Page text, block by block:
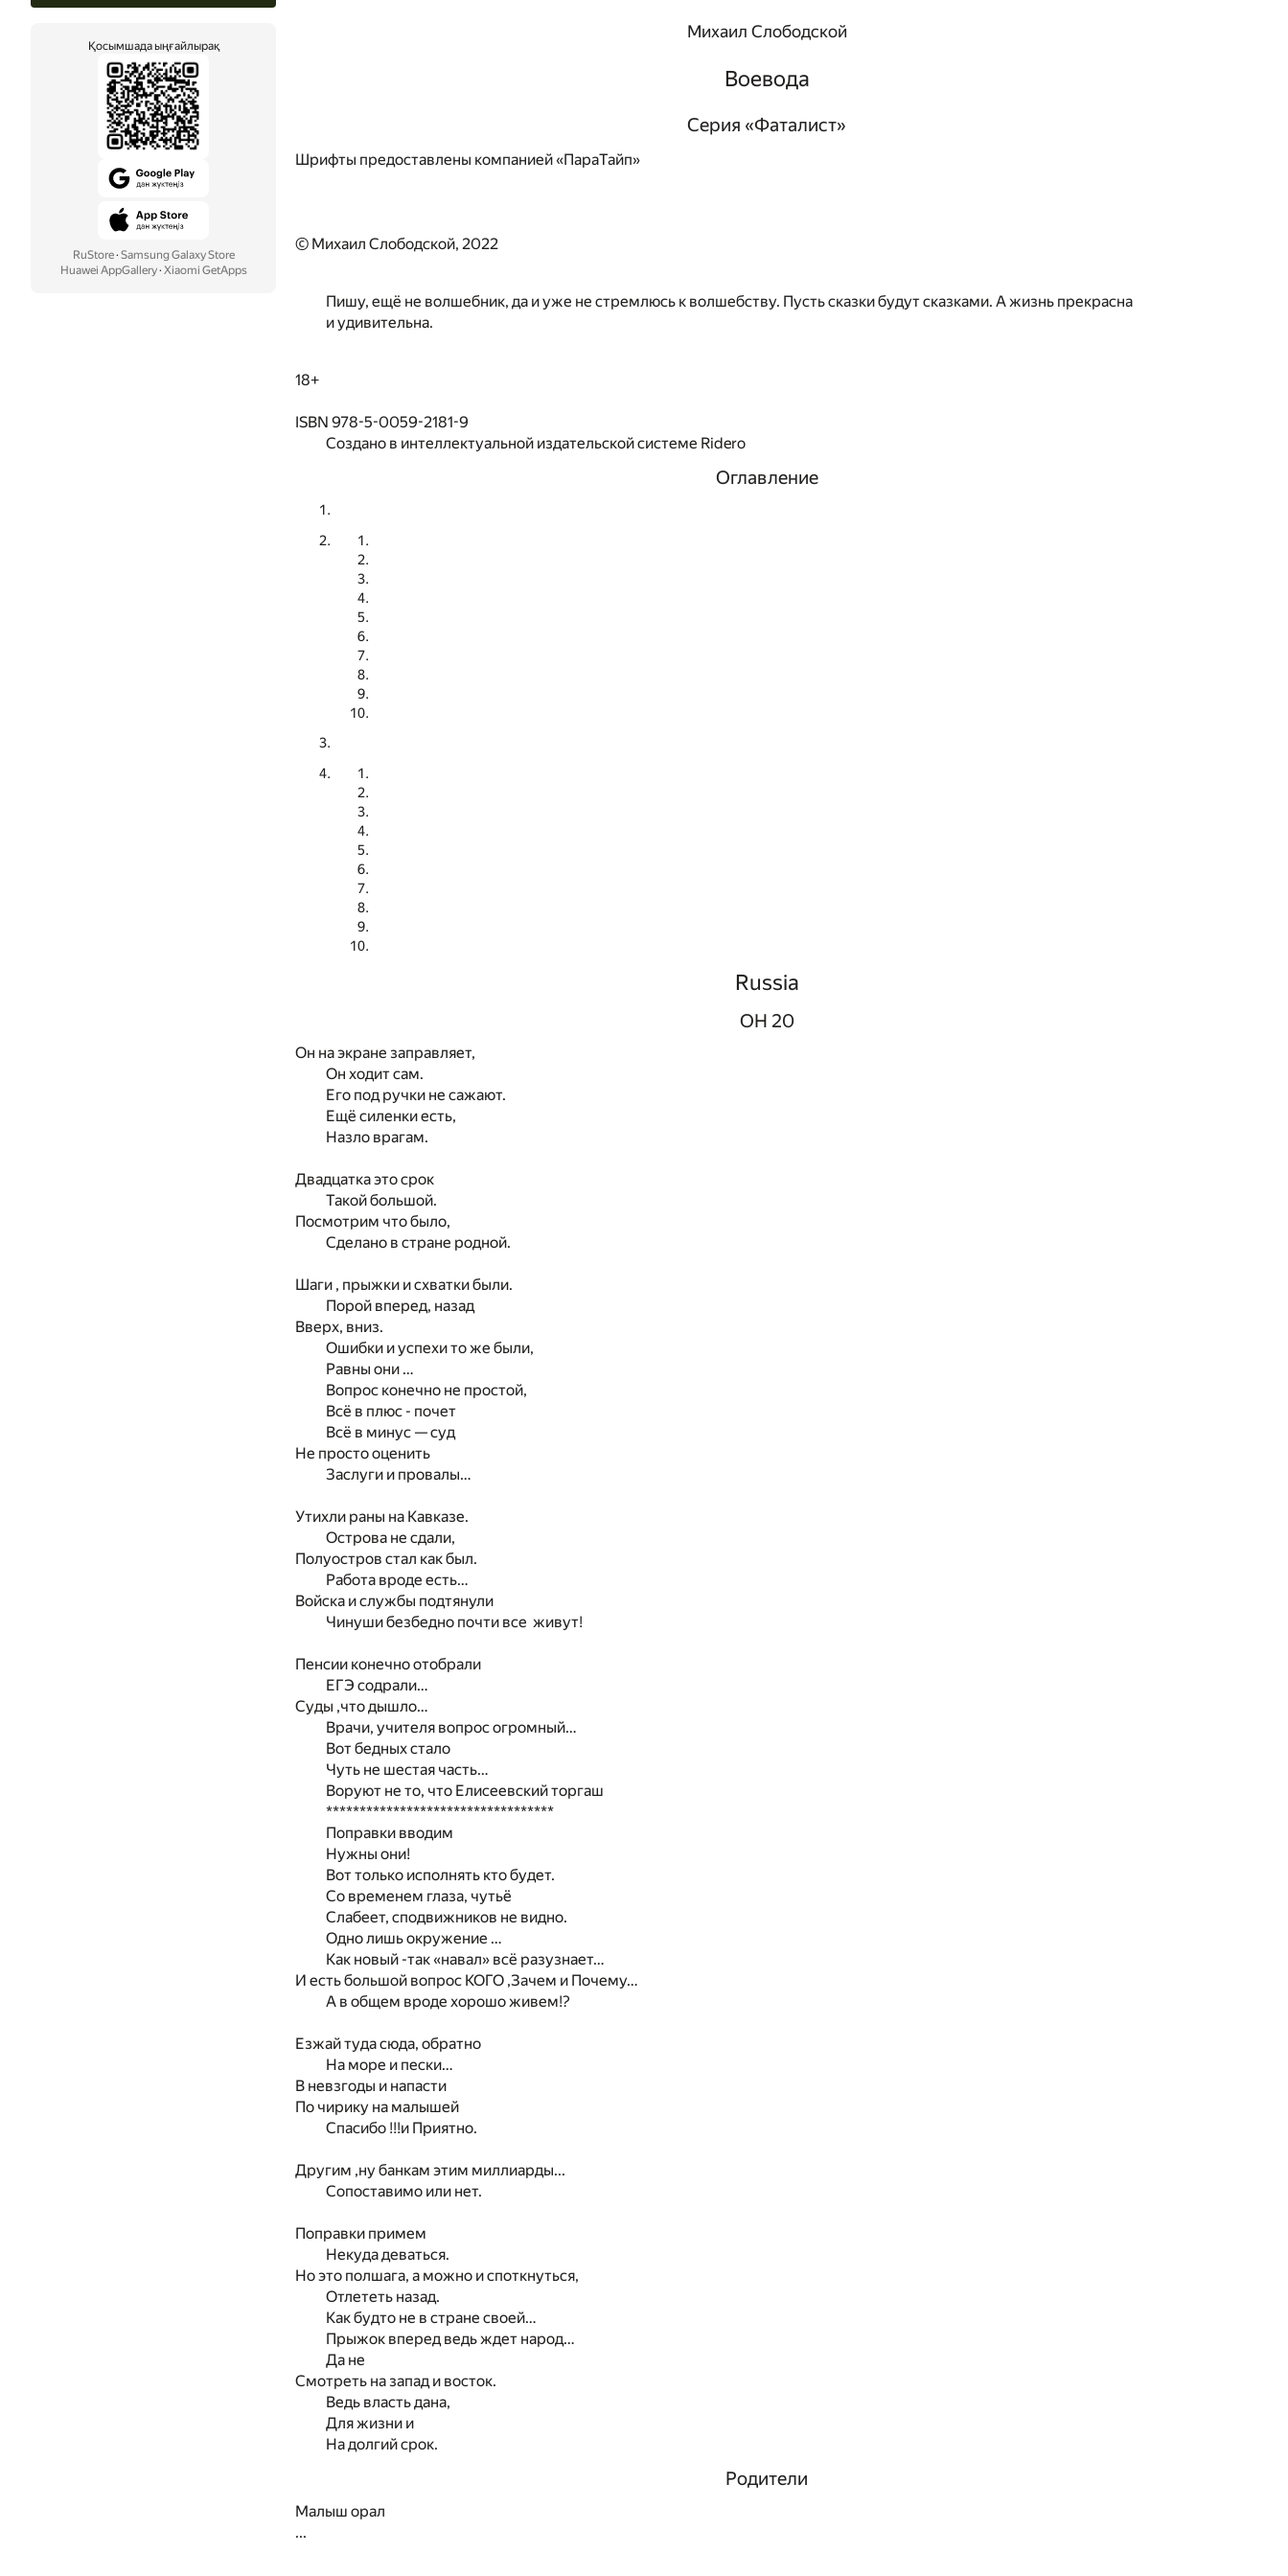
Қосымшада ыңғайлырақ
RuStore· Samsung Galaxy Store
Huawei AppGallery· Xiaomi GetApps
Михаил Слободской
Воевода
Серия «Фаталист»
Шрифты предоставлены компанией «ПараТайп»
© Михаил Слободской, 2022
Пишу, ещё не волшебник, да и уже не стремлюсь к волшебству. Пусть сказки будут сказками. А жизнь прекрасна
и удивительна.
18+
ISBN 978-5-0059-2181-9
Создано в интеллектуальной издательской системе Ridero
Оглавление
Russia
ОН 20
Он на экране заправляет,
Он ходит сам.
Его под ручки не сажают.
Ещё силенки есть,
Назло врагам.
Двадцатка это срок
Такой большой.
Посмотрим что было,
Сделано в стране родной.
Шаги , прыжки и схватки были.
Порой вперед, назад
Вверх, вниз.
Ошибки и успехи то же были,
Равны они …
Вопрос конечно не простой,
Всё в плюс - почет
Всё в минус — суд
Не просто оценить
Заслуги и провалы…
Утихли раны на Кавказе.
Острова не сдали,
Полуостров стал как был.
Работа вроде есть…
Войска и службы подтянули
Чинуши безбедно почти все живут!
Пенсии конечно отобрали
ЕГЭ содрали…
Суды ,что дышло…
Врачи, учителя вопрос огромный…
Вот бедных стало
Чуть не шестая часть…
Воруют не то, что Елисеевский торгаш
**********************************
Поправки вводим
Нужны они!
Вот только исполнять кто будет.
Со временем глаза, чутьё
Слабеет, сподвижников не видно.
Одно лишь окружение …
Как новый -так «навал» всё разузнает…
И есть большой вопрос КОГО ,Зачем и Почему…
А в общем вроде хорошо живем!?
Езжай туда сюда, обратно
На море и пески…
В невзгоды и напасти
По чирику на малышей
Спасибо !!!и Приятно.
Другим ,ну банкам этим миллиарды...
Сопоставимо или нет.
Поправки примем
Некуда деваться.
Но это полшага, а можно и споткнуться,
Отлететь назад.
Как будто не в стране своей…
Прыжок вперед ведь ждет народ…
Да не
Смотреть на запад и восток.
Ведь власть дана,
Для жизни и
На долгий срок.
Родители
Малыш орал
...